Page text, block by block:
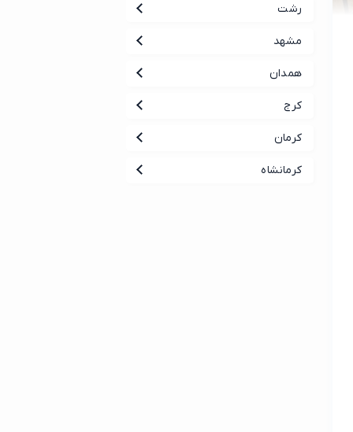
رشت
مشهد
همدان
کرج
کرمان
کرمانشاه